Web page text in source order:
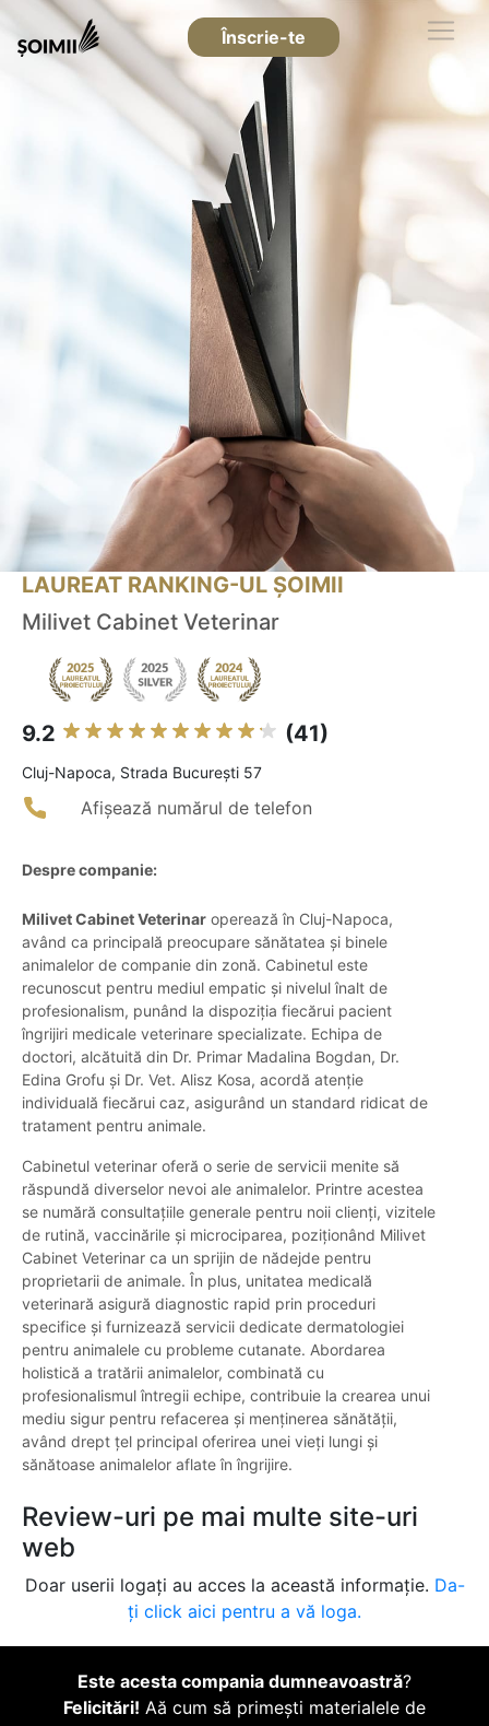
Înscrie-te
LAUREAT RANKING-UL ȘOIMII
Milivet Cabinet Veterinar
9.2 (41)
Cluj-Napoca, Strada București 57
Afișează numărul de telefon
Despre companie:
Milivet Cabinet Veterinar operează în Cluj-Napoca,
având ca principală preocupare sănătatea și binele
animalelor de companie din zonă. Cabinetul este
recunoscut pentru mediul empatic și nivelul înalt de
profesionalism, punând la dispoziția fiecărui pacient
îngrijiri medicale veterinare specializate. Echipa de
doctori, alcătuită din Dr. Primar Madalina Bogdan, Dr.
Edina Grofu și Dr. Vet. Alisz Kosa, acordă atenție
individuală fiecărui caz, asigurând un standard ridicat de
tratament pentru animale.
Cabinetul veterinar oferă o serie de servicii menite să
răspundă diverselor nevoi ale animalelor. Printre acestea
se numără consultațiile generale pentru noii clienți, vizitele
de rutină, vaccinările și microciparea, poziționând Milivet
Cabinet Veterinar ca un sprijin de nădejde pentru
proprietarii de animale. În plus, unitatea medicală
veterinară asigură diagnostic rapid prin proceduri
specifice și furnizează servicii dedicate dermatologiei
pentru animalele cu probleme cutanate. Abordarea
holistică a tratării animalelor, combinată cu
profesionalismul întregii echipe, contribuie la crearea unui
mediu sigur pentru refacerea și menținerea sănătății,
având drept țel principal oferirea unei vieți lungi și
sănătoase animalelor aflate în îngrijire.
Review-uri pe mai multe site-uri
web
Doar userii logați au acces la această informație. Da-
ți click aici pentru a vă loga.
Este acesta compania dumneavoastră?
Felicitări! Aă cum să primești materialele de